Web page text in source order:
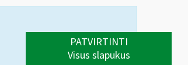
PATVIRTINTI
Visus slapukus